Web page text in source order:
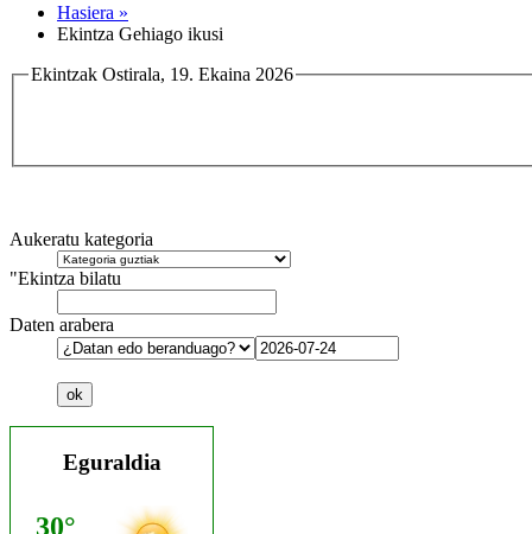
Hasiera »
Ekintza Gehiago ikusi
Ekintzak Ostirala, 19. Ekaina 2026
Aukeratu kategoria
"Ekintza bilatu
Daten arabera
Eguraldia